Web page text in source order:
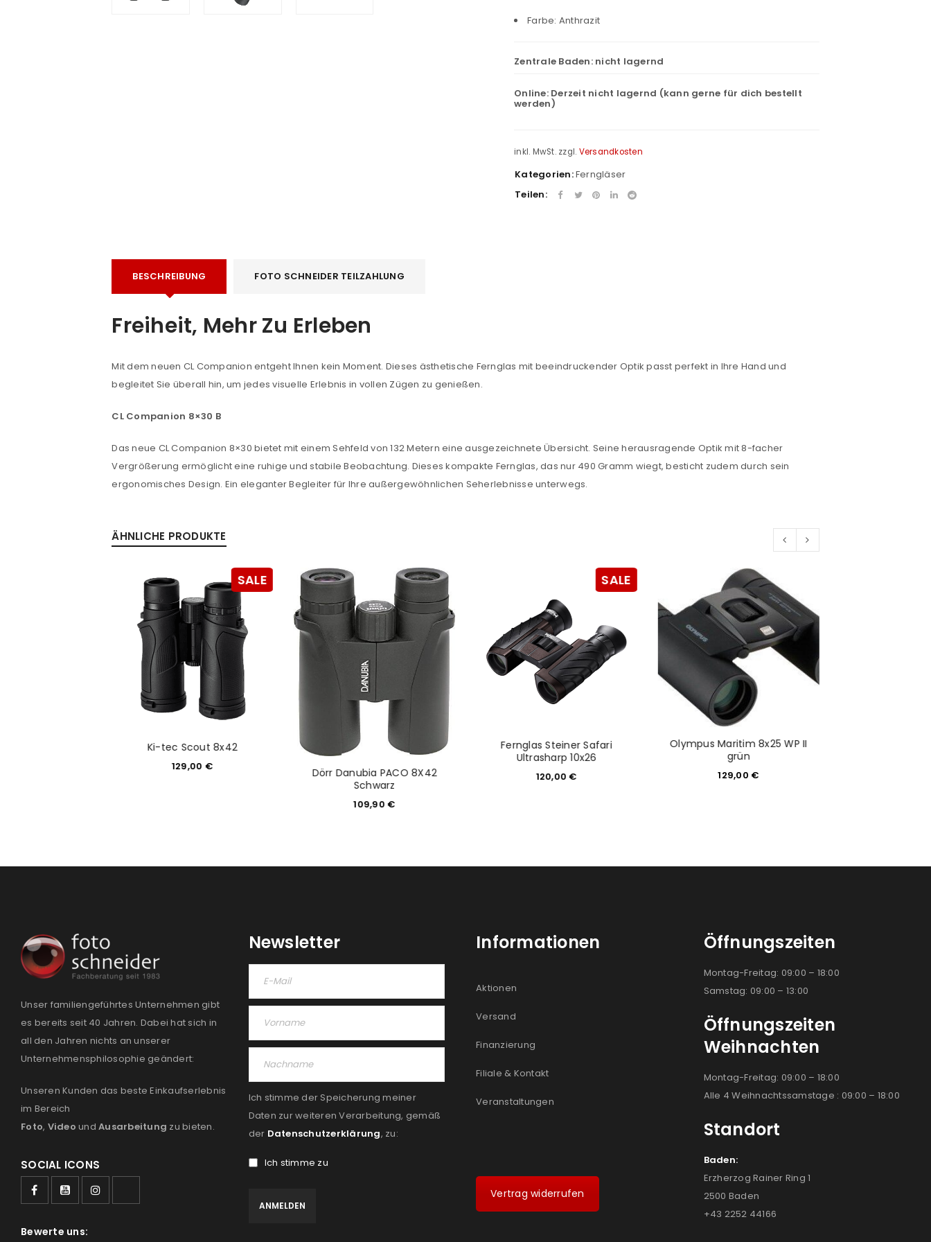
ANMELDEN
Benutzername oder E-Mail-Adresse*
Anmeldeformular geschützt durchWP Captcha
Angemeldet bleiben
ANMELDEN
PASSWORT VERGESSEN?
NEWSLETTER ABONNIEREN
Please select all the ways you would like to hear from us
REGISTRIEREN
Farbe: Anthrazit
Zentrale Baden: nicht lagernd
Online: Derzeit nicht lagernd (kann gerne für dich bestellt
werden)
inkl. MwSt. zzgl. Versandkosten
Kategorien:Ferngläser
Teilen:
BESCHREIBUNG FOTO SCHNEIDER TEILZAHLUNG
Freiheit, Mehr Zu Erleben
Mit dem neuen CL Companion entgeht Ihnen kein Moment. Dieses ästhetische Fernglas mit beeindruckender Optik passt perfekt in Ihre Hand und
begleitet Sie überall hin, um jedes visuelle Erlebnis in vollen Zügen zu genießen.
CL Companion 8×30 B
Das neue CL Companion 8×30 bietet mit einem Sehfeld von 132 Metern eine ausgezeichnete Übersicht. Seine herausragende Optik mit 8-facher
Vergrößerung ermöglicht eine ruhige und stabile Beobachtung. Dieses kompakte Fernglas, das nur 490 Gramm wiegt, besticht zudem durch sein
ergonomisches Design. Ein eleganter Begleiter für Ihre außergewöhnlichen Seherlebnisse unterwegs.
ÄHNLICHE PRODUKTE
SALE
Ki-tec Scout 8x42
129,00 €
Dörr Danubia PACO 8X42
Schwarz
109,90 €
SALE
Fernglas Steiner Safari
Ultrasharp 10x26
120,00€
Olympus Maritim 8x25 WP II
grün
129,00 €
Unser familiengeführtes Unternehmen gibt
es bereits seit 40 Jahren. Dabei hat sich in
all den Jahren nichts an unserer
Unternehmensphilosophie geändert:
Unseren Kunden das beste Einkaufserlebnis
im Bereich
Foto, Video und Ausarbeitung zu bieten.
SOCIAL ICONS
Bewerte uns:
Newsletter
Ich stimme der Speicherung meiner
Daten zur weiteren Verarbeitung, gemäß
der Datenschutzerklärung, zu:
Ich stimme zu
Informationen
Aktionen
Versand
Finanzierung
Filiale & Kontakt
Veranstaltungen
Vertrag widerrufen
Öffnungszeiten
Montag-Freitag: 09:00 – 18:00
Samstag: 09:00 – 13:00
Öffnungszeiten
Weihnachten
Montag-Freitag: 09:00 – 18:00
Alle 4 Weihnachtssamstage : 09:00 – 18:00
Standort
Baden:
Erzherzog Rainer Ring 1
2500 Baden
+43 2252 44166